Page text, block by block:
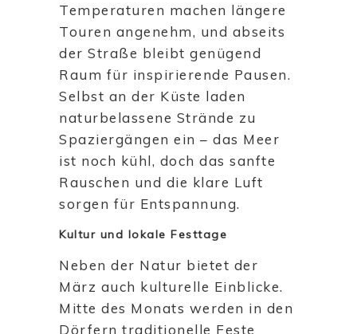
Temperaturen machen längere
Touren angenehm, und abseits
der Straße bleibt genügend
Raum für inspirierende Pausen.
Selbst an der Küste laden
naturbelassene Strände zu
Spaziergängen ein – das Meer
ist noch kühl, doch das sanfte
Rauschen und die klare Luft
sorgen für Entspannung.
Kultur und lokale Festtage
Neben der Natur bietet der
März auch kulturelle Einblicke.
Mitte des Monats werden in den
Dörfern traditionelle Feste